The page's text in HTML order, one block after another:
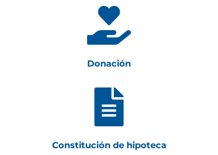

Donación

Constitución de hipoteca